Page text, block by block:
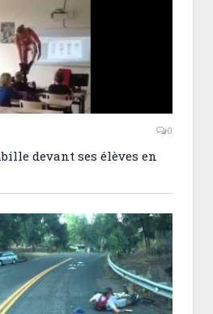
0
devant ses élèves en